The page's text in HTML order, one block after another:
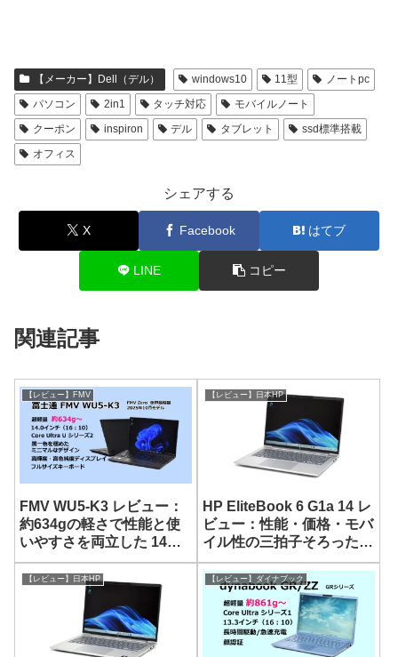
【メーカー】Dell（デル） windows10 11型
ノートpc
パソコン
2in1 タッチ対応
モバイルノート
クーポン
inspiron デル タブレット
ssd標準搭載
オフィス
シェアする
X Facebook はてブ
LINE コピー
関連記事
【レビュー】FMV
FMV WU5-K3 レビュー：
約634gの軽さで性能と使
いやすさを両立した 14型
モバイルノート
【レビュー】日本HP
HP EliteBook 6 G1a 14 レ
ビュー：性能・価格・モバ
イル性の三拍子そろった堅
実な 14型 AIノート
【レビュー】日本HP 【レビュー】ダイナブック